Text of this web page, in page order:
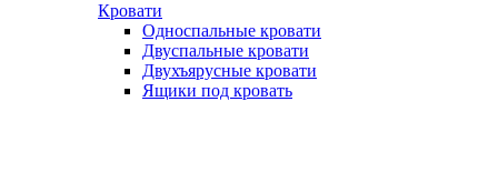
Кровати
Односпальные кровати
Двуспальные кровати
Двухъярусные кровати
Ящики под кровать